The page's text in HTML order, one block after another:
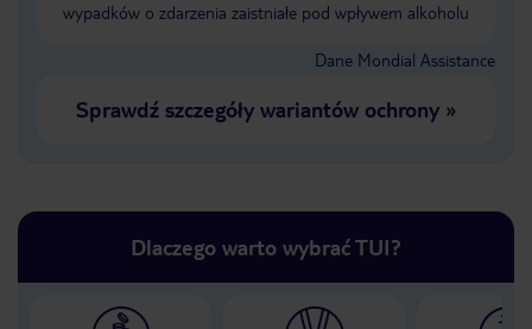
wypadków o zdarzenia zaistniałe pod wpływem alkoholu
Dane Mondial Assistance
Sprawdź szczegóły wariantów ochrony»
Dlaczego warto wybrać TUI?